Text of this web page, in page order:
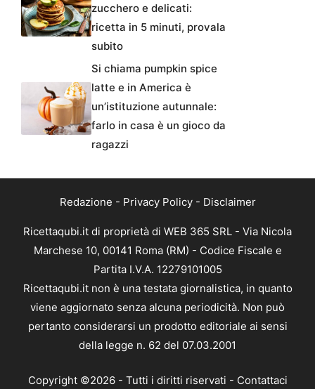
zucchero e delicati:
ricetta in 5 minuti, provala
subito
Si chiama pumpkin spice
latte e in America è
un’istituzione autunnale:
farlo in casa è un gioco da
ragazzi
Redazione - Privacy Policy- Disclaimer
Ricettaqubi.it di proprietà di WEB 365 SRL - Via Nicola
Marchese 10, 00141 Roma (RM) - Codice Fiscale e
Partita I.V.A. 12279101005
Ricettaqubi.it non è una testata giornalistica, in quanto
viene aggiornato senza alcuna periodicità. Non può
pertanto considerarsi un prodotto editoriale ai sensi
della legge n. 62 del 07.03.2001
Copyright ©2026 - Tutti i diritti riservati - Contattaci